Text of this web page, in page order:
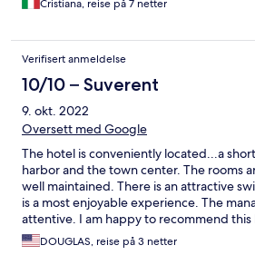
Cristiana, reise på 7 netter
Verifisert anmeldelse
10/10 – Suverent
9. okt. 2022
Oversett med Google
The hotel is conveniently located...a
harbor and the town center. The rooms
well maintained. There is an attractive
is a most enjoyable experience. The
attentive. I am happy to recommend this
DOUGLAS, reise på 3 netter